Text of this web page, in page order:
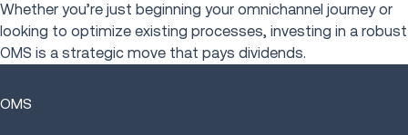
Whether you’re just beginning your omnichannel journey or
looking to optimize existing processes, investing in a robust
OMS is a strategic move that pays dividends.
OMS